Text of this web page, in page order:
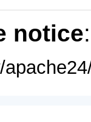
notice